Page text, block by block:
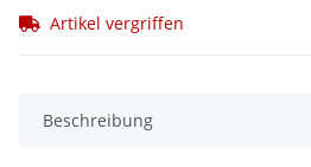
Artikel vergriffen
Beschreibung